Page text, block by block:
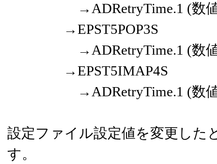
→ADRetryTime.1 (数値)
→EPST5POP3S
→ADRetryTime.1 (数値)
→EPST5IMAP4S
→ADRetryTime.1 (数値)
設定ファイル設定値を変更した
す。